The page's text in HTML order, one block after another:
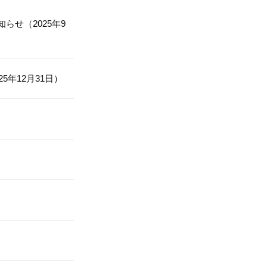
らせ（2025年9
年12月31日）